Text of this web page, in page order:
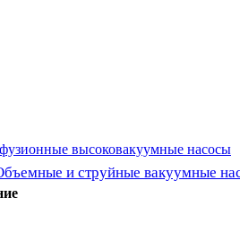
высоковакуумные насосы
и струйные вакуумные